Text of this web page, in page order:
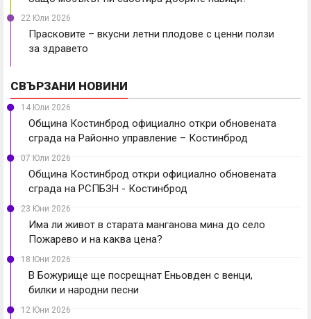
22 Юли 2026
Прасковите – вкусни летни плодове с ценни ползи
за здравето
СВЪРЗАНИ НОВИНИ
14 Юли 2026
Община Костинброд официално откри обновената
сграда на Районно управление – Костинброд
07 Юли 2026
Община Костинброд откри официално обновената
сграда на РСПБЗН - Костинброд
23 Юни 2026
Има ли живот в старата манганова мина до село
Пожарево и на каква цена?
18 Юни 2026
В Божурище ще посрещнат Еньовден с венци,
билки и народни песни
12 Юни 2026